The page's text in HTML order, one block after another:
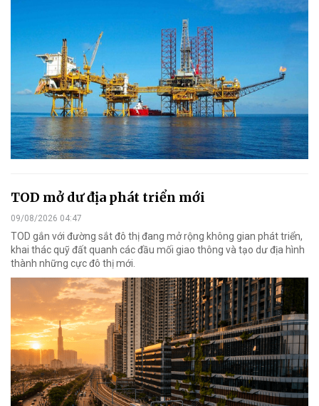
TOD mở dư địa phát triển mới
09/08/2026 04:47
TOD gắn với đường sắt đô thị đang mở rộng không gian phát triển,
khai thác quỹ đất quanh các đầu mối giao thông và tạo dư địa hình
thành những cực đô thị mới.